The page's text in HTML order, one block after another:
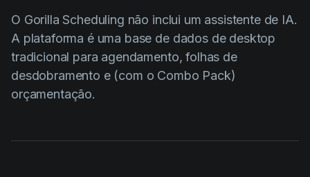
O Gorilla Scheduling não inclui um assistente de IA.
A plataforma é uma base de dados de desktop
tradicional para agendamento, folhas de
desdobramento e (com o Combo Pack)
orçamentação.